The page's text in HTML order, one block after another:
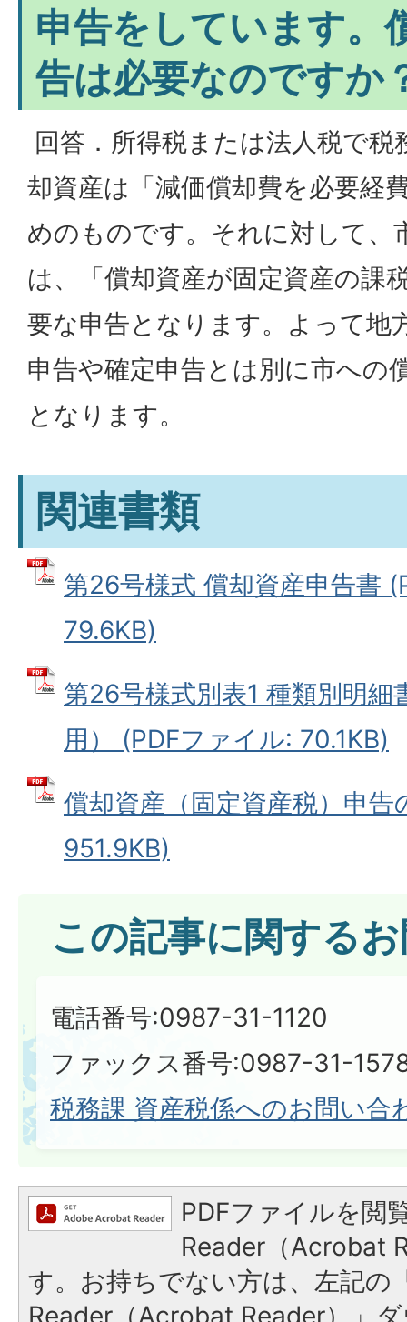
申告をしています。
告は必要なのですか
回答．所得税または法人税で税
却資産は「減価償却費を必要経
めのものです。それに対して、
は、「償却資産が固定資産の課
要な申告となります。よって地
申告や確定申告とは別に市への
となります。
関連書類
第26号様式 償却資産申告書
79.6KB)
第26号様式別表1 種類別明細
用） (PDFファイル: 70.1KB)
償却資産（固定資産税）申
951.9KB)
この記事に関する
電話番号:0987-31-1120
ファックス番号:0987-31-
税務課 資産税係へのお問い合
PDFファイルを閲
Reader（Acrobat
す。お持ちでない方は、左記の
Reader（Acrobat Reader）」